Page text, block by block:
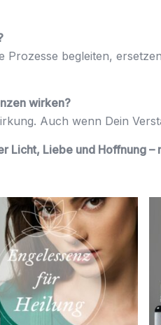
Prozesse begleiten,
wirken?
Auch wenn Dein
Licht, Liebe und Hoffnung –